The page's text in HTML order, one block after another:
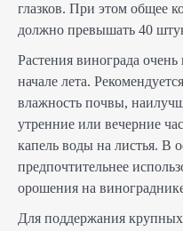
глазков. При этом общее
должно превышать 40
Растения винограда
начале лета.
влажность почвы,
утренние или вечерние
капель воды на листья. В
предпочтительнее
орошения на
Для поддержания